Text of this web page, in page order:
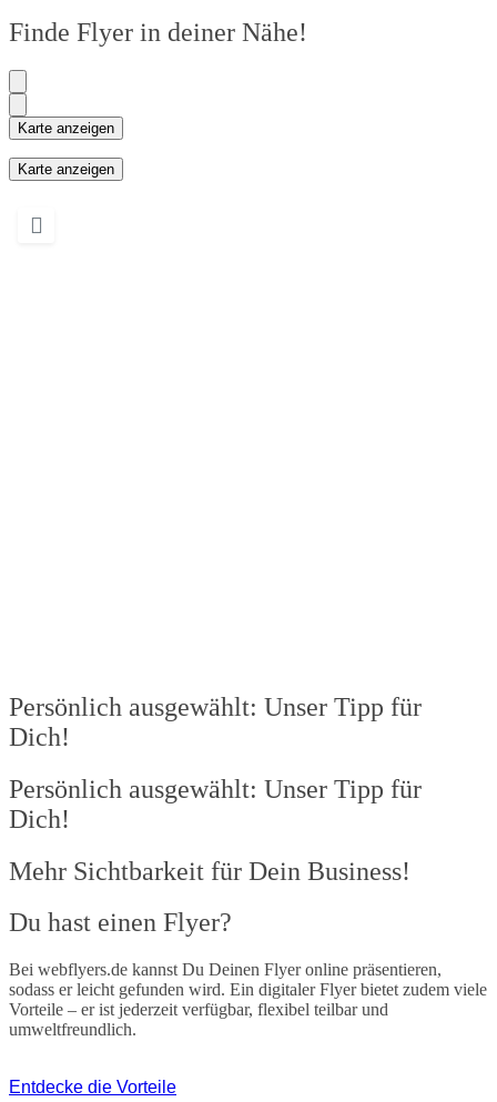
Finde Flyer in deiner Nähe!
Karte anzeigen
Karte anzeigen
Persönlich ausgewählt: Unser Tipp für
Dich!
Persönlich ausgewählt: Unser Tipp für
Dich!
Mehr Sichtbarkeit für Dein Business!​
Du hast einen Flyer?
Bei webflyers.de kannst Du Deinen Flyer online präsentieren,
sodass er leicht gefunden wird. Ein digitaler Flyer bietet zudem viele
Vorteile – er ist jederzeit verfügbar, flexibel teilbar und
umweltfreundlich.
Entdecke die Vorteile